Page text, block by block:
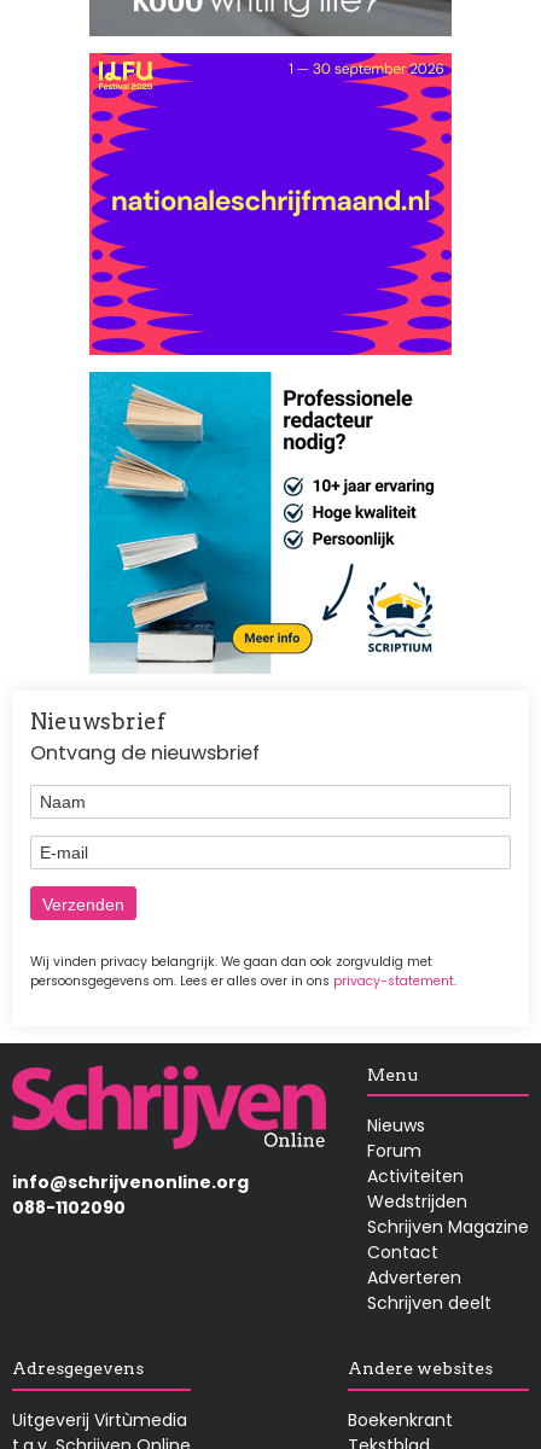
Nieuwsbrief
Ontvang de nieuwsbrief
Naam
E-mail
Wij vinden privacy belangrijk. We gaan dan ook zorgvuldig met
persoonsgegevens om. Lees er alles over in ons privacy-statement.
Afbeelding
info@schrijvenonline.org
088-1102090
Menu
Nieuws
Forum
Activiteiten
Wedstrijden
Schrijven Magazine
Contact
Adverteren
Schrijven deelt
Adresgegevens
Uitgeverij Virtùmedia
Andere websites
Boekenkrant